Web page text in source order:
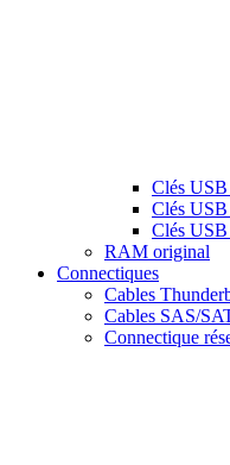
Clés
Clés
Clés
RAM original
Connectiques
Cables
Cables SAS/
Connectique